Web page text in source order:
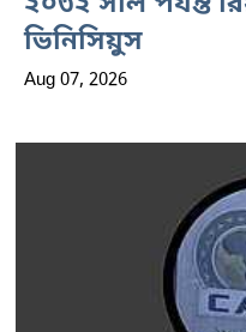
ভিনিসিয়ুস
Aug 07, 2026